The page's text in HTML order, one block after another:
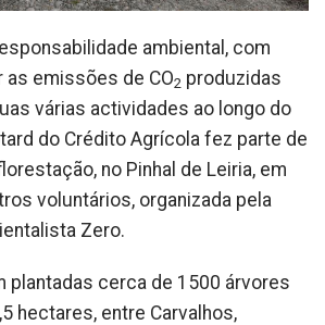
ambiental, com
as emissões de CO2 produzidas
várias actividades ao longo do
do Crédito Agrícola fez parte de
no Pinhal de Leiria, em
voluntários, organizada pela
Zero.
plantadas cerca de 1500 árvores
hectares, entre Carvalhos,